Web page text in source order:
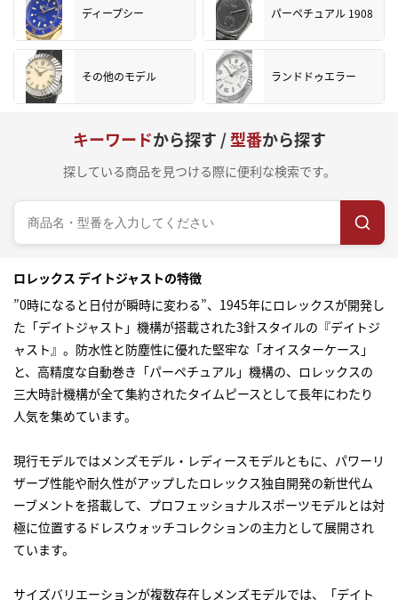
ディープシー パーペチュアル 1908
その他のモデル ランドドゥエラー
キーワードから探す /型番から探す
探している商品を見つける際に便利な検索です。
ロレックス デイトジャストの特徴
”0時になると日付が瞬時に変わる”、1945年にロレックスが開発し
た「デイトジャスト」機構が搭載された3針スタイルの『デイトジ
ャスト』。防水性と防塵性に優れた堅牢な「オイスターケース」
と、高精度な自動巻き「パーペチュアル」機構の、ロレックスの
三大時計機構が全て集約されたタイムピースとして長年にわたり
人気を集めています。
現行モデルではメンズモデル・レディースモデルともに、パワーリ
ザーブ性能や耐久性がアップしたロレックス独自開発の新世代ム
ーブメントを搭載して、プロフェッショナルスポーツモデルとは対
極に位置するドレスウォッチコレクションの主力として展開され
ています。
サイズバリエーションが複数存在しメンズモデルでは、「デイト